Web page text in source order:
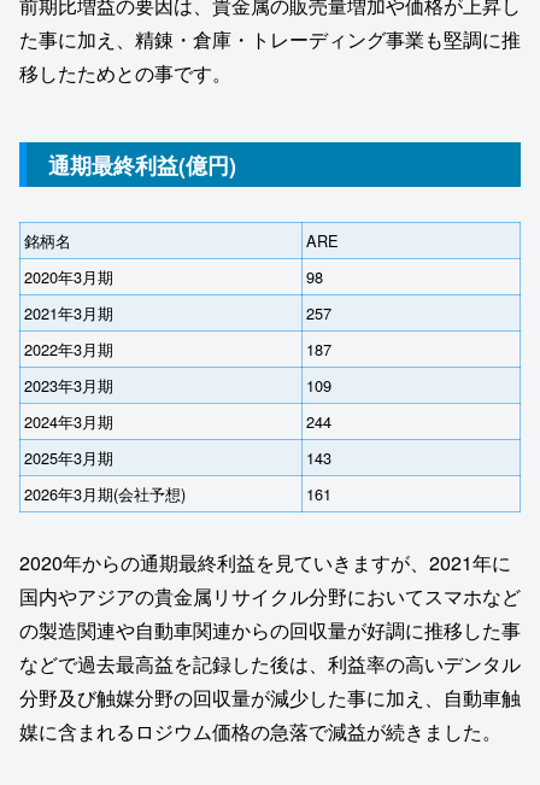
前期比増益の要因は、貴金属の販売量増加や価格が上昇し
た事に加え、精錬・倉庫・トレーディング事業も堅調に推
移したためとの事です。
通期最終利益(億円)
銘柄名
ARE
2020年3月期
98
2021年3月期
257
2022年3月期
187
2023年3月期
109
2024年3月期
244
2025年3月期
143
2026年3月期(会社予想)
161
2020年からの通期最終利益を見ていきますが、2021年に
国内やアジアの貴金属リサイクル分野においてスマホなど
の製造関連や自動車関連からの回収量が好調に推移した事
などで過去最高益を記録した後は、利益率の高いデンタル
分野及び触媒分野の回収量が減少した事に加え、自動車触
媒に含まれるロジウム価格の急落で減益が続きました。